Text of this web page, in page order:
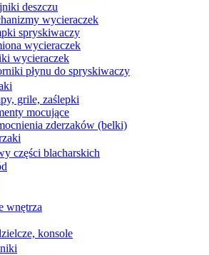
deszczu
wycieraczek
spryskiwaczy
wycieraczek
wycieraczek
płynu do spryskiwaczy
grile, zaślepki
mocujące
zderzaków (belki)
części blacharskich
wnętrza
konsole